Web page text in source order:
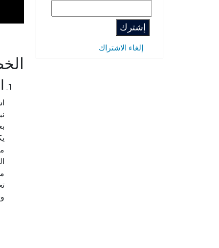
إلغاء الاشتراك